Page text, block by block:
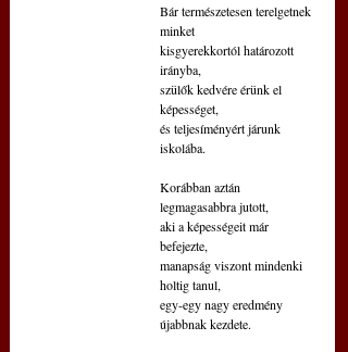
Bár természetesen terelgetnek
minket
kisgyerekkortól határozott
irányba,
szülők kedvére érünk el
képességet,
és teljesíményért járunk
iskolába.
Korábban aztán
legmagasabbra jutott,
aki a képességeit már
befejezte,
manapság viszont mindenki
holtig tanul,
egy-egy nagy eredmény
újabbnak kezdete.